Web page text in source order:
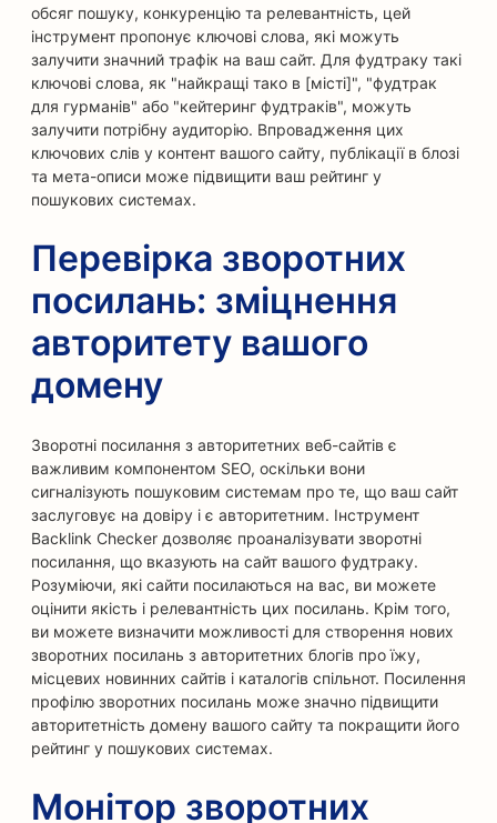
обсяг пошуку, конкуренцію та релевантність, цей
інструмент пропонує ключові слова, які можуть
залучити значний трафік на ваш сайт. Для фудтраку такі
ключові слова, як "найкращі тако в [місті]", "фудтрак
для гурманів" або "кейтеринг фудтраків", можуть
залучити потрібну аудиторію. Впровадження цих
ключових слів у контент вашого сайту, публікації в блозі
та мета-описи може підвищити ваш рейтинг у
пошукових системах.
Перевірка зворотних
посилань: зміцнення
авторитету вашого
домену
Зворотні посилання з авторитетних веб-сайтів є
важливим компонентом SEO, оскільки вони
сигналізують пошуковим системам про те, що ваш сайт
заслуговує на довіру і є авторитетним. Інструмент
Backlink Checker дозволяє проаналізувати зворотні
посилання, що вказують на сайт вашого фудтраку.
Розуміючи, які сайти посилаються на вас, ви можете
оцінити якість і релевантність цих посилань. Крім того,
ви можете визначити можливості для створення нових
зворотних посилань з авторитетних блогів про їжу,
місцевих новинних сайтів і каталогів спільнот. Посилення
профілю зворотних посилань може значно підвищити
авторитетність домену вашого сайту та покращити його
рейтинг у пошукових системах.
Монітор зворотних